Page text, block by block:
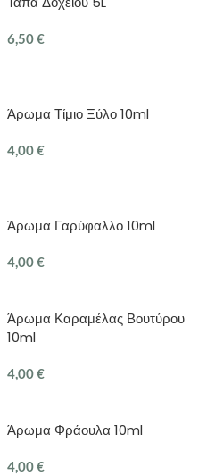
6,50€
Άρωμα Τίμιο Ξύλο 10ml
4,00€
Άρωμα Γαρύφαλλο 10ml
4,00€
Άρωμα Καραμέλας Βουτύρου
10ml
4,00€
Άρωμα Φράουλα 10ml
4,00€